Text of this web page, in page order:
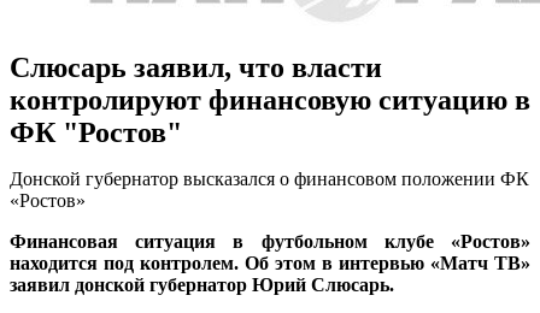
Слюсарь заявил, что власти
контролируют финансовую ситуацию в
ФК "Ростов"
Донской губернатор высказался о финансовом положении ФК
«Ростов»
Финансовая ситуация в футбольном клубе «Ростов»
находится под контролем. Об этом в интервью «Матч ТВ»
заявил донской губернатор Юрий Слюсарь.